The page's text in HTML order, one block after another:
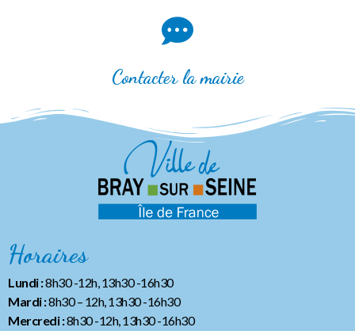
Contacter la mairie
Horaires
Lundi :8h30 -12h, 13h30 -16h30
Mardi :8h30 – 12h, 13h30 -16h30
Mercredi :8h30 -12h, 13h30 -16h30